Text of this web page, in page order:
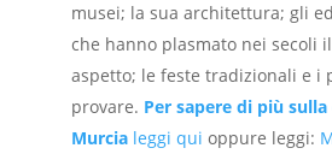
musei; la sua architettura; gli
che hanno plasmato nei secoli
aspetto; le feste tradizionali e i
provare. Per sapere di più
Murcialeggi qui oppure leggi: